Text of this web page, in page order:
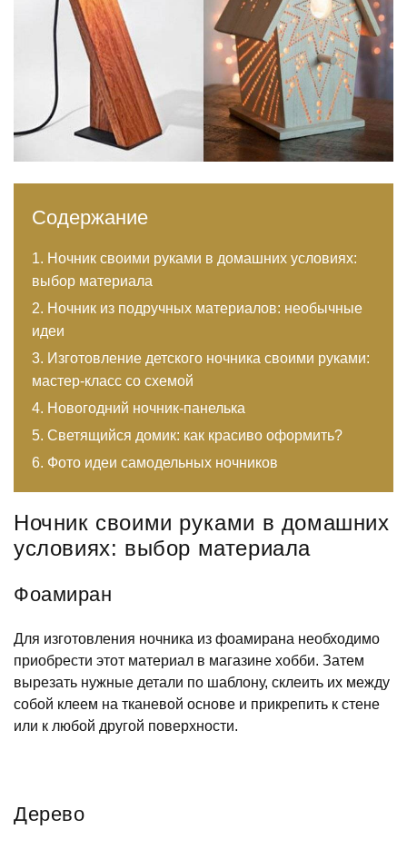
Содержание
Ночник своими руками в домашних условиях:
выбор материала
Ночник из подручных материалов: необычные
идеи
Изготовление детского ночника своими руками:
мастер-класс со схемой
Новогодний ночник-панелька
Светящийся домик: как красиво оформить?
Фото идеи самодельных ночников
Ночник своими руками в домашних
условиях: выбор материала
Фоамиран
Для изготовления ночника из фоамирана необходимо
приобрести этот материал в магазине хобби. Затем
вырезать нужные детали по шаблону, склеить их между
собой клеем на тканевой основе и прикрепить к стене
или к любой другой поверхности.
Дерево